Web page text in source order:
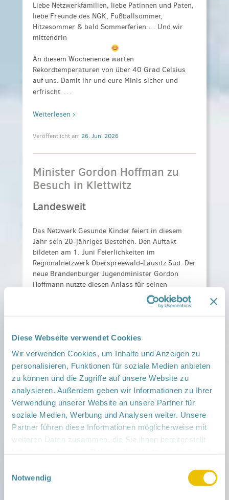
Diese Webseite verwendet Cookies
Wir verwenden Cookies, um Inhalte und Anzeigen zu
personalisieren, Funktionen für soziale Medien anbieten
zu können und die Zugriffe auf unsere Website zu
analysieren. Außerdem geben wir Informationen zu Ihrer
Verwendung unserer Website an unsere Partner für
soziale Medien, Werbung und Analysen weiter. Unsere
Partner führen diese Informationen möglicherweise mit
weiteren Daten zusammen, die Sie ihnen bereitgestellt
Notwendig
Liebe Netzwerkfamilien, liebe Patinnen und Paten,
liebe Freunde des NGK, Fußballsommer,
Hitzesommer & bald Sommerferien … Und wir
mittendrin
An diesem Wochenende warten
Rekordtemperaturen von über 40 Grad Celsius
auf uns. Damit ihr und eure Minis sicher und
erfrischt …
Weiterlesen ›
Veröffentlicht am 26. Juni 2026
Minister Gordon Hoffman zu
Besuch in Klettwitz
Landesweit
Das Netzwerk Gesunde Kinder feiert in diesem
Jahr sein 20-jähriges Bestehen. Den Auftakt
bildeten am 1. Juni Feierlichkeiten im
Regionalnetzwerk Oberspreewald-Lausitz Süd. Der
neue Brandenburger Jugendminister Gordon
Hoffmann nutzte diesen Anlass für seinen
Antrittsbesuch im Netzwerk Gesunde Kinder und
Veröffentlicht am2. Juni 2026
Brandenburger Familien
brauchen verlässliche
Strukturen
Landesweit
medizinischen Versorgung, fehlende